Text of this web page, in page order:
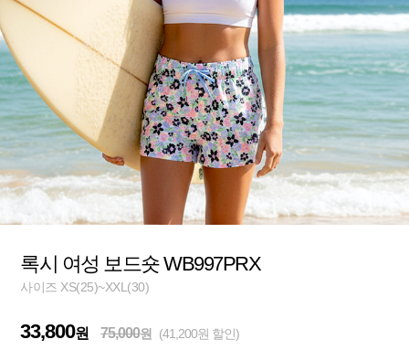
록시 여성 보드숏 WB997PRX
사이즈 XS(25)~XXL(30)
33,800원 75,000원 (41,200원 할인)